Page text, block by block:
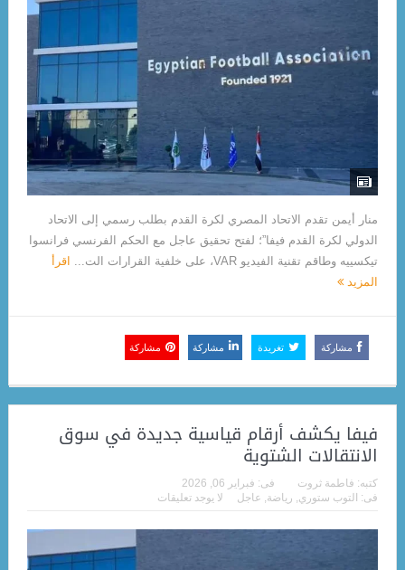
منار أيمن تقدم الاتحاد المصري لكرة القدم بطلب رسمي إلى الاتحاد
الدولي لكرة القدم فيفا”؛ لفتح تحقيق عاجل مع الحكم الفرنسي فرانسوا
تيكسييه وطاقم تقنية الفيديو VAR، على خلفية القرارات الت...
اقرأ
المزيد
مشاركة تغريدة مشاركة مشاركة
فيفا يكشف أرقام قياسية جديدة في سوق
الانتقالات الشتوية
كتبه: فاطمة ثروت فى: فبراير 06, 2026
فى: التوب ستوري, رياضة, عاجل لا يوجد تعليقات